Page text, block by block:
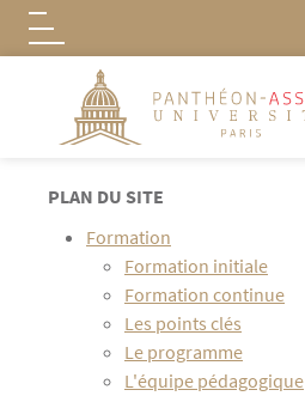
Logo
PLAN DU SITE
Formation
Formation initiale
Formation continue
Les points clés
Le programme
L'équipe pédagogique